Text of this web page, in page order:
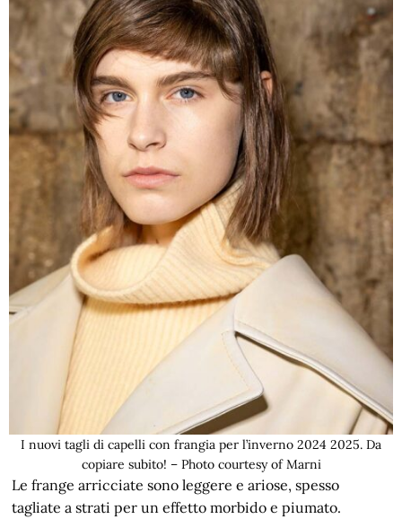
I nuovi tagli di capelli con frangia per l’inverno 2024 2025. Da
copiare subito! – Photo courtesy of Marni
Le frange arricciate sono leggere e ariose, spesso
tagliate a strati per un effetto morbido e piumato.